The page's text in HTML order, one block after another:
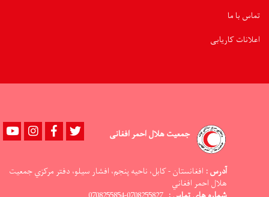
تماس با ما
اعلانات کاریابی
جمعیت هلال احمر افغانی YoutubeinstagramFacebook
آدرس : افغانستان - کابل، ناحيه پنجم، افشار سيلو، دفتر مرکزي جمعيت
هلال احمر افغاني